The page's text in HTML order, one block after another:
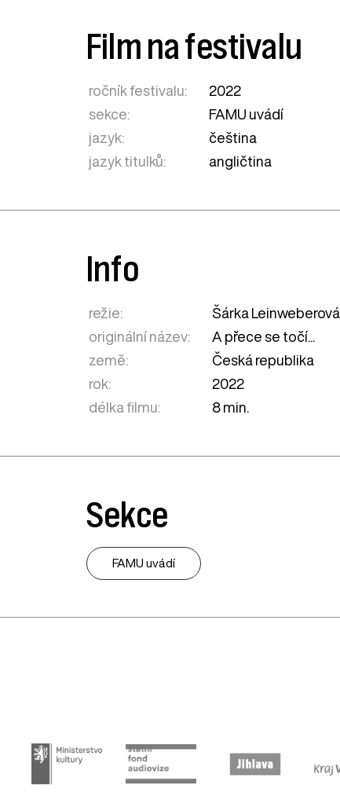
Film na festivalu
ročník festivalu:
2022
sekce:
FAMU uvádí
jazyk:
čeština
jazyk titulků:
angličtina
Info
režie:
Šárka Leinweberová
originální název:
A přece se točí...
země:
Česká republika
rok:
2022
délka filmu:
8 min.
Sekce
FAMU uvádí